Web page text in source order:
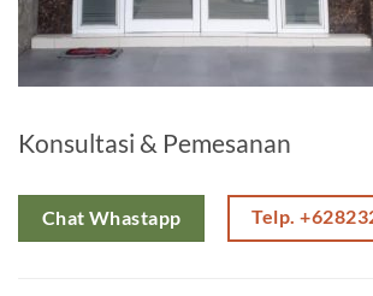
Konsultasi & Pemesanan
Chat Whastapp Telp.